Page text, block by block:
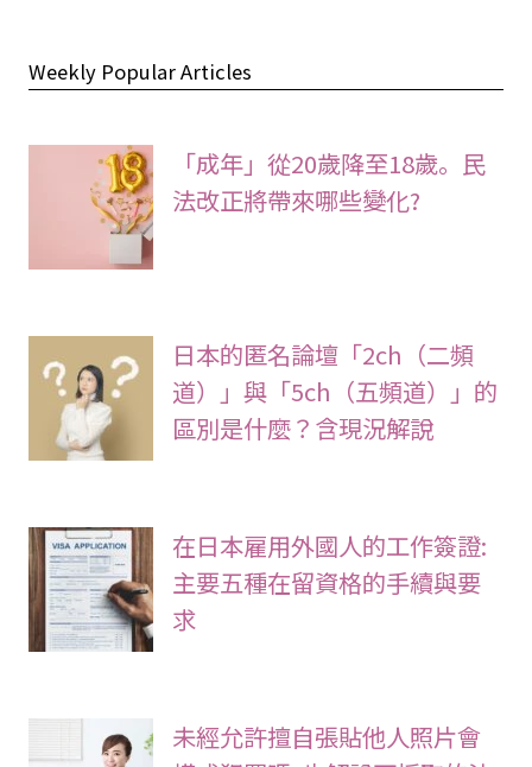
Weekly Popular Articles
「成年」從20歲降至18歲。民
法改正將帶來哪些變化?
日本的匿名論壇「2ch（二頻
道）」與「5ch（五頻道）」的
區別是什麼？含現況解說
在日本雇用外國人的工作簽證:
主要五種在留資格的手續與要
求
未經允許擅自張貼他人照片會